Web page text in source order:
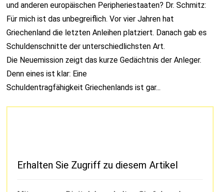
und anderen europäischen Peripheriestaaten? Dr. Schmitz:
Für mich ist das unbegreiflich. Vor vier Jahren hat
Griechenland die letzten Anleihen platziert. Danach gab es
Schuldenschnitte der unterschiedlichsten Art.
Die Neuemission zeigt das kurze Gedächtnis der Anleger.
Denn eines ist klar: Eine
Schuldentragfähigkeit Griechenlands ist gar...
Erhalten Sie Zugriff zu diesem Artikel